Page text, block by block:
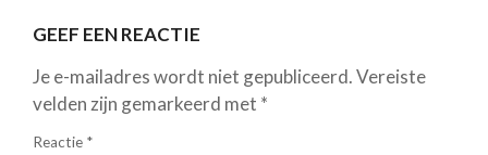
GEEF EEN REACTIE
Je e-mailadres wordt niet gepubliceerd.Vereiste
velden zijn gemarkeerd met *
Reactie *